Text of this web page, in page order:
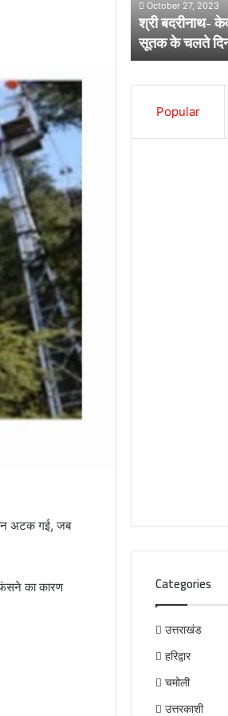
अटक गई, जब
फंसने का कारण
केदारनाथ मंदिर 28 अक्टूबर चंद्र ग्रहण
दिन में चार बजे बंद हो जायेगा
Popular
Categories
उत्तराखंड
हरिद्वार
चमोली
उत्तरकाशी